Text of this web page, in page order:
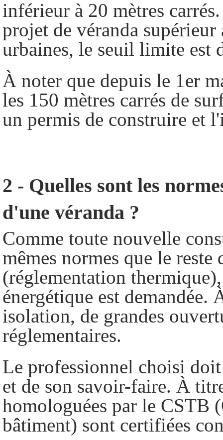
inférieur à 20 mètres
projet de véranda supérieur
urbaines, le seuil limite est
À noter que depuis le 1er
les 150 mètres carrés de
un permis de construire et
2 - Quelles sont les
d'une véranda ?
Comme toute nouvelle
mêmes normes que le
(réglementation
énergétique est demandée.
isolation, de grandes
réglementaires.
Le professionnel choisi
et de son savoir-faire. À
homologuées par le CSTB
bâtiment) sont certifiées